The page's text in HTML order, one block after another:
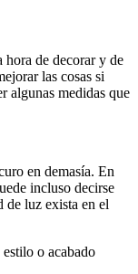
hora de decorar y de
las cosas si
algunas medidas que
en demasía. En
incluso decirse
de luz exista en el
o acabado